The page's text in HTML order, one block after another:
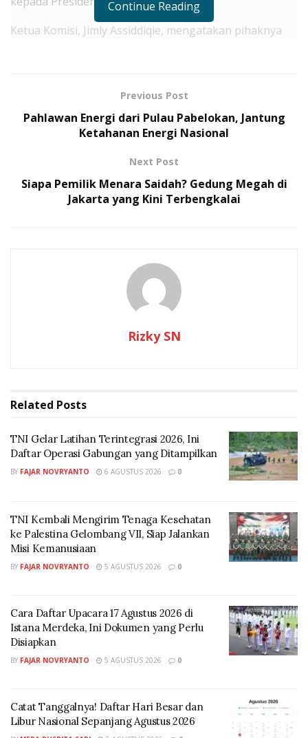
Ketua Komisi, Jimly Assiddiqie, mengatakan pihaknya
kalangan, mulai dari lembaga swadaya masyarakat
(LSM), organisasi masyarakat, akademisi, hingga
TNI Gelar Latihan Terintegrasi 2026, Ini Daftar
“Setiap minggu kami akan mengadakan public hearing,
mendengarkan aspirasi dan belanja masalah. Dalam
konferensi pers di Mabes Polri, Senin (10/11/2025).
menjadi bahan kajian utama bagi tim reformasi. Dalam
dua bulan pertama, komisi akan menelaah seluruh
temuan dan masukan yang masuk untuk dirumuskan
“Kami berharap dalam waktu dua bulan, rekomendasi
kebijakan baru sudah bisa disusun dan menjadi dasar
arah kebijakan reformasi kepolisian ke depan,”
Namun, Jimly menegaskan bahwa penerapan hasil
rekomendasi ini tetap akan diserahkan kepada
Presiden Prabowo sebagai pengambil keputusan akhir.
Tim reformasi hanya bertugas merumuskan dan
“Keputusan tetap berada di tangan Presiden. Kami
Continue Reading
Previous Post
Pahlawan Energi dari Pulau Pabelokan, Jantung
Ketahanan Energi Nasional
Next Post
Siapa Pemilik Menara Saidah? Gedung Megah di
Jakarta yang Kini Terbengkalai
Rizky SN
Related Posts
TNI Gelar Latihan Terintegrasi 2026, Ini
Daftar Operasi Gabungan yang Ditampilkan
BY FAJAR NOVRYANTO 6 AGUSTUS 2026 0
TNI Kembali Mengirim Tenaga Kesehatan
ke Palestina Gelombang VII, Siap Jalankan
Misi Kemanusiaan
BY FAJAR NOVRYANTO 5 AGUSTUS 2026 0
Cara Daftar Upacara 17 Agustus 2026 di
Istana Merdeka, Ini Dokumen yang Perlu
Disiapkan
BY FAJAR NOVRYANTO 5 AGUSTUS 2026 0
Catat Tanggalnya! Daftar Hari Besar dan
Libur Nasional Sepanjang Agustus 2026